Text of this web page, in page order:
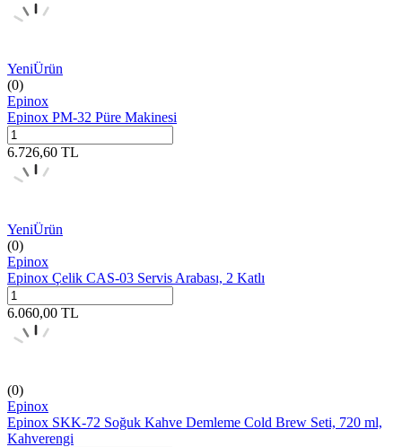
YeniÜrün
(0)
Epinox
Epinox PM-32 Püre Makinesi
6.726,60 TL
YeniÜrün
(0)
Epinox
Epinox Çelik CAS-03 Servis Arabası, 2 Katlı
6.060,00 TL
(0)
Epinox
Epinox SKK-72 Soğuk Kahve Demleme Cold Brew Seti, 720 ml,
Kahverengi